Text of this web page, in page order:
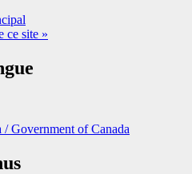
ce site »
/Government of Canada